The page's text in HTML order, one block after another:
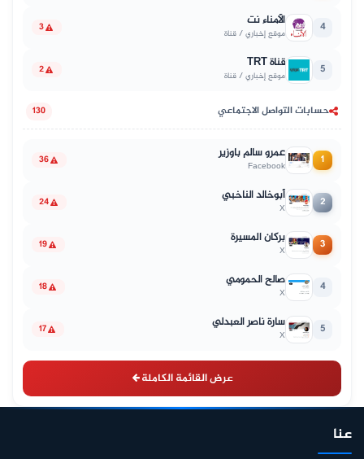
4 الأمناء نت
موقع إخباري / قناة 3
5 قناة TRT
موقع إخباري / قناة 2
حسابات التواصل الاجتماعي 130
1 عمرو سالم باوزير
Facebook
36
2 أبوخالد الناخبي
X
24
3 بركان المسيرة
X
19
4 صالح الحمومي
X
18
5 سارة ناصر العبدلي
X
17
عرض القائمة الكاملة
عنا